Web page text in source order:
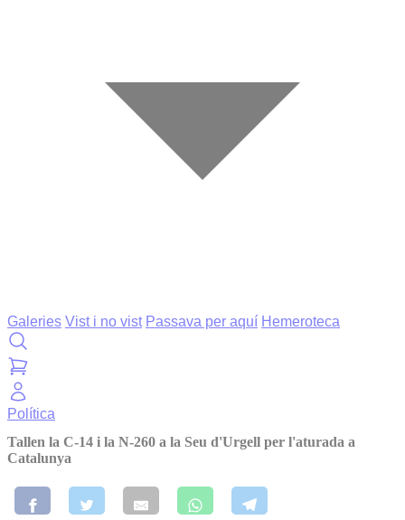
Galeries Vist i no vist Passava per aquí Hemeroteca
Política
Tallen la C-14 i la N-260 a la Seu d'Urgell per l'aturada a
Catalunya